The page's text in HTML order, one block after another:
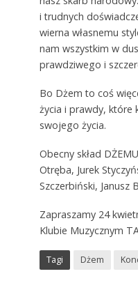
i trudnych
wierna własnemu
nam wszystkim w
prawdziwego i
Bo Dżem to coś
życia i prawdy, które
swojego życia.
Obecny skład
Otręba, Jurek
Szczerbiński, Janusz
Zapraszamy 24
Klubie Muzycznym
Tagi Dżem